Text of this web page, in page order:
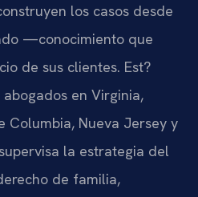
los casos desde
—conocimiento que
de sus clientes. Est?
en Virginia,
Columbia, Nueva Jersey y
la estrategia del
de familia,